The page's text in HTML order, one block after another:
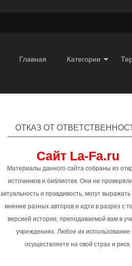
Главная Категории
ОТКАЗ ОТ
Сайт La-Fa.ru
Материалы данного сайта собраны из
источников и библиотек. Они не
актуальность и правдивость, могут выражать
мнение разных авторов и идти в разрез с
версией истории, преподаваемой вам в
учреждениях. Любое их использование
осуществляете на свой страх и риск.